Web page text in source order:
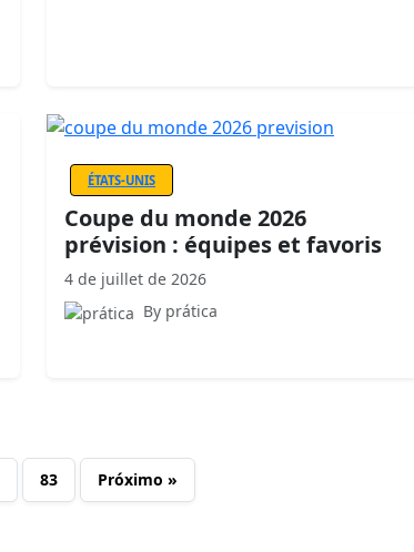
ÉTATS-UNIS
Coupe du monde 2026
prévision : équipes et favoris
4 de juillet de 2026
By prática
83 Próximo »